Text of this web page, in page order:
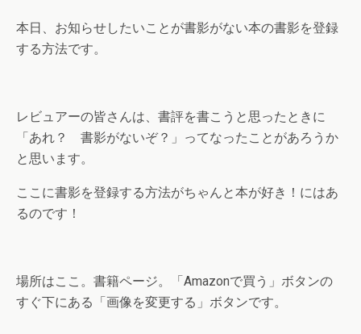
本日、お知らせしたいことが書影がない本の書影を登録
する方法です。
レビュアーの皆さんは、書評を書こうと思ったときに
「あれ？ 書影がないぞ？」ってなったことがあろうか
と思います。
ここに書影を登録する方法がちゃんと本が好き！にはあ
るのです！
場所はここ。書籍ページ。「Amazonで買う」ボタンの
すぐ下にある「画像を変更する」ボタンです。